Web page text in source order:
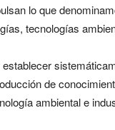
lo que
tecnologías
de
ambiental e